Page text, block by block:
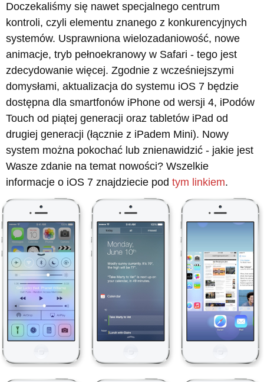
Doczekaliśmy się nawet specjalnego centrum
kontroli, czyli elementu znanego z konkurencyjnych
systemów. Usprawniona wielozadaniowość, nowe
animacje, tryb pełnoekranowy w Safari - tego jest
zdecydowanie więcej. Zgodnie z wcześniejszymi
domysłami, aktualizacja do systemu iOS 7 będzie
dostępna dla smartfonów iPhone od wersji 4, iPodów
Touch od piątej generacji oraz tabletów iPad od
drugiej generacji (łącznie z iPadem Mini). Nowy
system można pokochać lub znienawidzić - jakie jest
Wasze zdanie na temat nowości? Wszelkie
informacje o iOS 7 znajdziecie pod tym linkiem.